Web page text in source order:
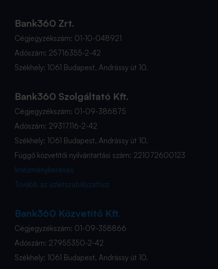
Bank360 Zrt.
Cégjegyzékszám: 01-10-048921
Adószám: 25716355-2-42
Székhely: 1061 Budapest, Andrássy út 10.
Bank360 Szolgáltató Kft.
Cégjegyzékszám: 01-09-386875
Adószám: 29317116-2-42
Székhely: 1061 Budapest, Andrássy út 10.
Függő közvetítői nyilvántartási szám: 221072600123
Intézménykeresés
Tovább az üzletszabályzathoz
Bank360 Közvetítő Kft.
Cégjegyzékszám: 01-09-358866
Adószám: 27955350-2-42
Székhely: 1061 Budapest, Andrássy út 10.